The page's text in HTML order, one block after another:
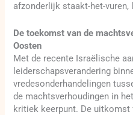
afzonderlijk staakt-het-vuren,
De toekomst van de
Oosten
Met de recente Israëlische
leiderschapsverandering
vredesonderhandelingen
de machtsverhoudingen in
kritiek keerpunt. De uitkomst